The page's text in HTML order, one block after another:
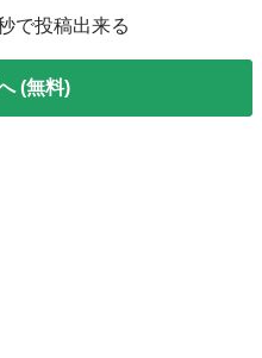
で投稿出来る
(無料)